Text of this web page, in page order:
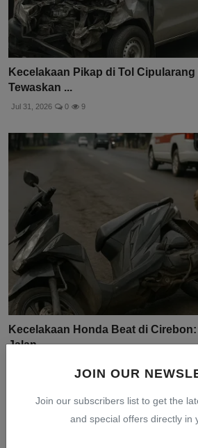
JOIN OUR
Join our subscribers list to get the
and special offers directly in
Kecelakaan Pikap di Tol
Tewaskan ...
Jul 31, 2026 0 9
Kecelakaan Honda Beat di
Jalan ...